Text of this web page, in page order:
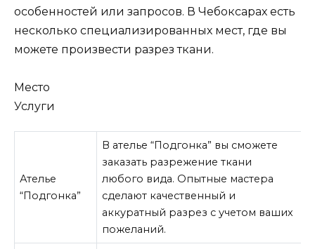
особенностей или запросов. В Чебоксарах есть
несколько специализированных мест, где вы
можете произвести разрез ткани.
Место
Услуги
Ателье
“Подгонка”
В ателье “Подгонка” вы сможете
заказать разрежение ткани
любого вида. Опытные мастера
сделают качественный и
аккуратный разрез с учетом ваших
пожеланий.